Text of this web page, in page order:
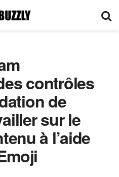
contrôles
de
sur le
à l’aide